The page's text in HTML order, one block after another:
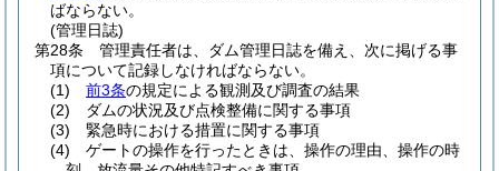
ばならない。
(管理日誌)
第28条
管理責任者は、ダム管理日誌を備え、次に掲げる事
項について記録しなければならない。
(1)
前3条の規定による観測及び調査の結果
(2)
ダムの状況及び点検整備に関する事項
(3)
緊急時における措置に関する事項
(4)
ゲートの操作を行ったときは、操作の理由、操作の時